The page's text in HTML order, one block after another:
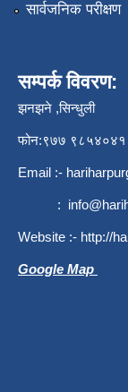
सार्वजनिक परीक्षण
सम्पर्क विवरण:
झनझने ,सिन्धुली
फोन:९७७
Email :-
:
Website :- http://
Google Map